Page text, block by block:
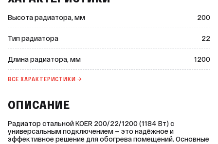
Высота радиатора, мм 200
Тип радиатора 22
Длина радиатора, мм 1200
ВСЕ ХАРАКТЕРИСТИКИ →
ОПИСАНИЕ
Радиатор стальной KOER 200/22/1200 (1184 Вт) с
универсальным подключением — это надёжное и
эффективное решение для обогрева помещений. Основные